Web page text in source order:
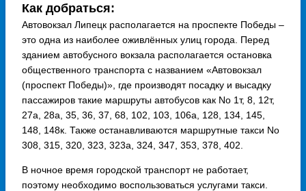
Как добраться:
Автовокзал Липецк располагается на проспекте Победы –
это одна из наиболее оживлённых улиц города. Перед
зданием автобусного вокзала располагается остановка
общественного транспорта с названием «Автовокзал
(проспект Победы)», где производят посадку и высадку
пассажиров такие маршруты автобусов как No 1т, 8, 12т,
27а, 28а, 35, 36, 37, 68, 102, 103, 106а, 128, 134, 145,
148, 148к. Также останавливаются маршрутные такси No
308, 315, 320, 323, 323а, 324, 347, 353, 378, 402.
В ночное время городской транспорт не работает,
поэтому необходимо воспользоваться услугами такси.